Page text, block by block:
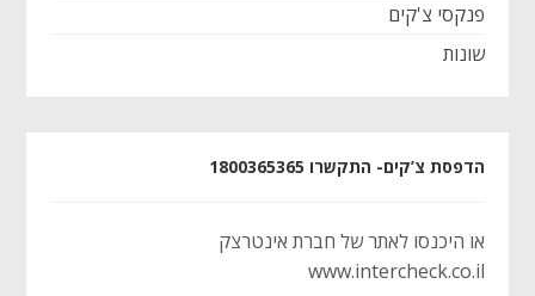
פנקסי צ'קים
שונות
הדפסת צ’קים- התקשרו 1800365365
או היכנסו לאתר של חברת אינטרצק
www.intercheck.co.il